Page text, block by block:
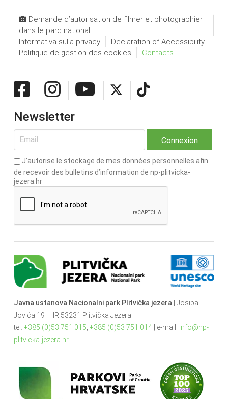
Demande d’autorisation de filmer et photographier
dans le parc national
Informativa sulla privacy
Declaration of Accessibility
Politique de gestion des cookies
Contacts
Newsletter
J’autorise le stockage de mes données personnelles afin
de recevoir des bulletins d’information de np-plitvicka-
jezera.hr
Javna ustanova Nacionalni park Plitvička jezera | Josipa
Jovića 19 | HR 53231 Plitvička Jezera
tel: +385 (0)53 751 015 +385 (0)53 751 014| e-mail: info@np-
plitvicka-jezera.hr